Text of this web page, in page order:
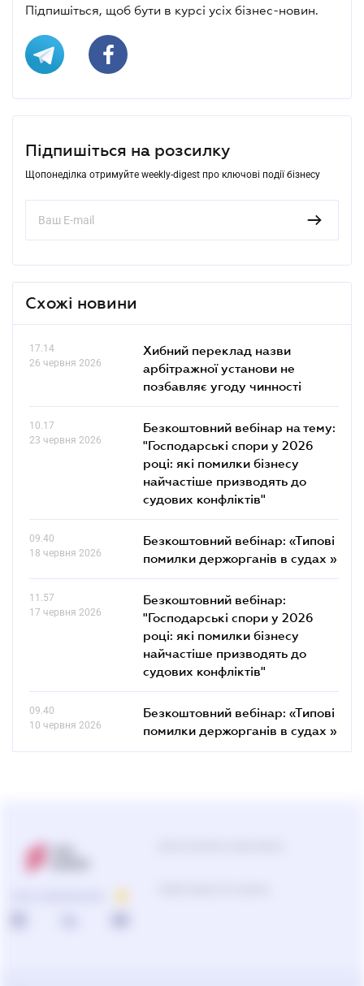
Підпишіться, щоб бути в курсі усіх бізнес-новин.
Підпишіться на розсилку
Щопонеділка отримуйте weekly-digest про ключові події бізнесу
Схожі новини
17.14
26 червня 2026
Хибний переклад назви
арбітражної установи не
позбавляє угоду чинності
10.17
23 червня 2026
Безкоштовний вебінар на тему:
"Господарські спори у 2026
році: які помилки бізнесу
найчастіше призводять до
судових конфліктів"
09.40
18 червня 2026
Безкоштовний вебінар: «Типові
помилки держорганів в судах »
11.57
17 червня 2026
Безкоштовний вебінар:
"Господарські спори у 2026
році: які помилки бізнесу
найчастіше призводять до
судових конфліктів"
09.40
10 червня 2026
Безкоштовний вебінар: «Типові
помилки держорганів в судах »